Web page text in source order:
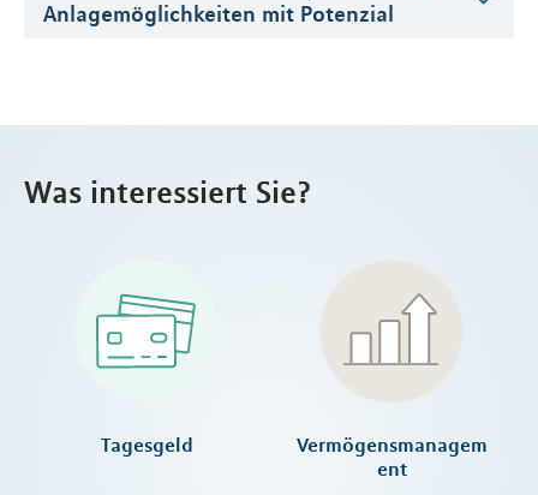
Anlagemöglichkeiten mit Potenzial
Was interessiert Sie?
Tagesgeld
Vermögensmanagem
ent